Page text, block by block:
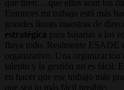
que tiren… que ellos sean los
Entonces mi trabajo está más
grandes líneas maestras de
estratégica para bajarlas a los
fluya todo. Realmente ESADE
organizativo. Una organización
talento y la gestión no es fácil.
en hacer que ese trabajo más
que sea lo más fácil posible.